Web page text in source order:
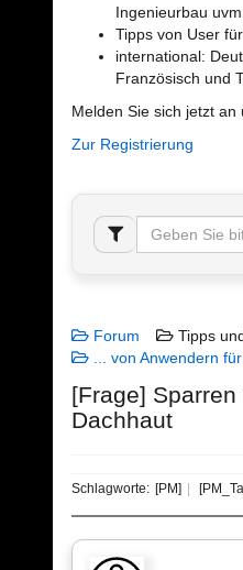
Ingenieurbau uvm.
Tipps von User
international:
Französisch und
Melden Sie sich jetzt
Zur Registrierung
Forum
Tipps
... von Anwendern
[Frage]
Dachhaut
Schlagworte: [PM]